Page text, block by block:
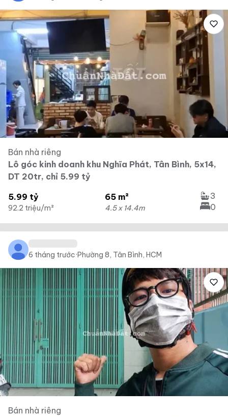
Bán nhà riêng
Lô góc kinh doanh khu Nghĩa Phát, Tân Bình, 5x14,
DT 20tr, chỉ 5.99 tỷ
5.99 tỷ
92.2 triệu/m²
65 m²
4.5 x 14.4m
3
0
6 tháng trước·Phường 8, Tân Bình, HCM
Bán nhà riêng